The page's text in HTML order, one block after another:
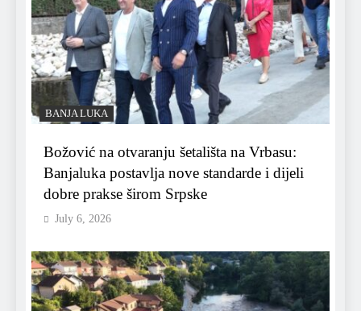
BANJA LUKA
Božović na otvaranju šetališta na Vrbasu:
Banjaluka postavlja nove standarde i dijeli
dobre prakse širom Srpske
July 6, 2026